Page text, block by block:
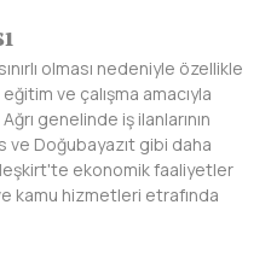
olması nedeniyle özellikle
ve çalışma amacıyla
genelinde iş ilanlarının
ve Doğubayazıt gibi daha
ekonomik faaliyetler
ve kamu hizmetleri etrafında